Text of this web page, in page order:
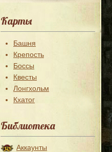
Карты
Башня
Крепость
Боссы
Квесты
Лонгхольм
Кхатог
Библиотека
Аккаунты